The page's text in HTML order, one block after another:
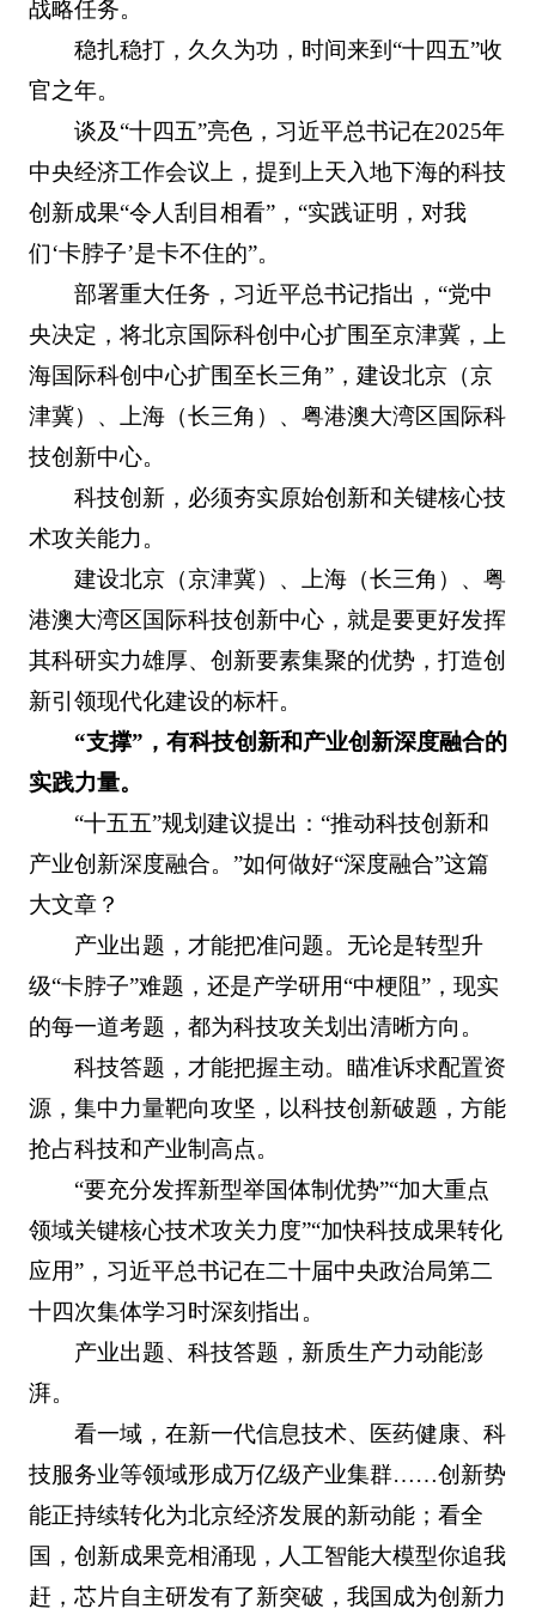
战略任务。
稳扎稳打，久久为功，时间来到“十四五”收
官之年。
谈及“十四五”亮色，习近平总书记在2025年
中央经济工作会议上，提到上天入地下海的科技
创新成果“令人刮目相看”，“实践证明，对我
们‘卡脖子’是卡不住的”。
部署重大任务，习近平总书记指出，“党中
央决定，将北京国际科创中心扩围至京津冀，上
海国际科创中心扩围至长三角”，建设北京（京
津冀）、上海（长三角）、粤港澳大湾区国际科
技创新中心。
科技创新，必须夯实原始创新和关键核心技
术攻关能力。
建设北京（京津冀）、上海（长三角）、粤
港澳大湾区国际科技创新中心，就是要更好发挥
其科研实力雄厚、创新要素集聚的优势，打造创
新引领现代化建设的标杆。
“支撑”，有科技创新和产业创新深度融合的
实践力量。
“十五五”规划建议提出：“推动科技创新和
产业创新深度融合。”如何做好“深度融合”这篇
大文章？
产业出题，才能把准问题。无论是转型升
级“卡脖子”难题，还是产学研用“中梗阻”，现实
的每一道考题，都为科技攻关划出清晰方向。
科技答题，才能把握主动。瞄准诉求配置资
源，集中力量靶向攻坚，以科技创新破题，方能
抢占科技和产业制高点。
“要充分发挥新型举国体制优势”“加大重点
领域关键核心技术攻关力度”“加快科技成果转化
应用”，习近平总书记在二十届中央政治局第二
十四次集体学习时深刻指出。
产业出题、科技答题，新质生产力动能澎
湃。
看一域，在新一代信息技术、医药健康、科
技服务业等领域形成万亿级产业集群……创新势
能正持续转化为北京经济发展的新动能；看全
国，创新成果竞相涌现，人工智能大模型你追我
赶，芯片自主研发有了新突破，我国成为创新力